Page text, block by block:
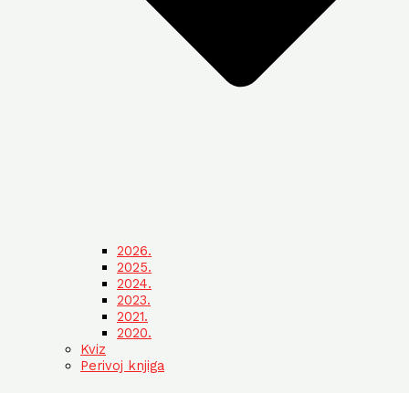
2026.
2025.
2024.
2023.
2021.
2020.
Kviz
Perivoj knjiga